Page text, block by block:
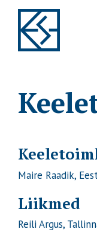
Maire Raadik,
Liikmed
Reili Argus,